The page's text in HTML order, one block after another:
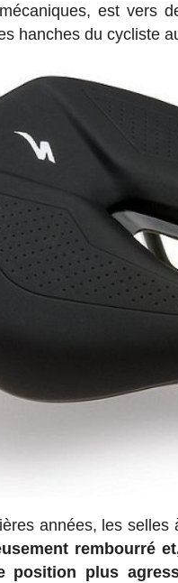
est vers
hanches du cycliste
années, les
rembourré
position plus